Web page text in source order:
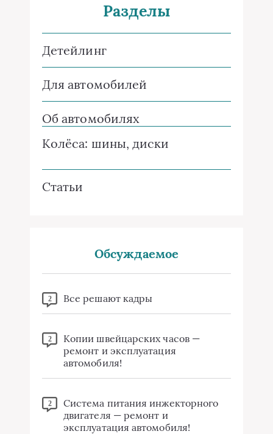
Разделы
Детейлинг
Для автомобилей
Об автомобилях
Колёса: шины, диски
Статьи
Обсуждаемое
2 Все решают кадры
2
Копии швейцарских часов —
ремонт и эксплуатация
автомобиля!
2
Система питания инжекторного
двигателя — ремонт и
эксплуатация автомобиля!